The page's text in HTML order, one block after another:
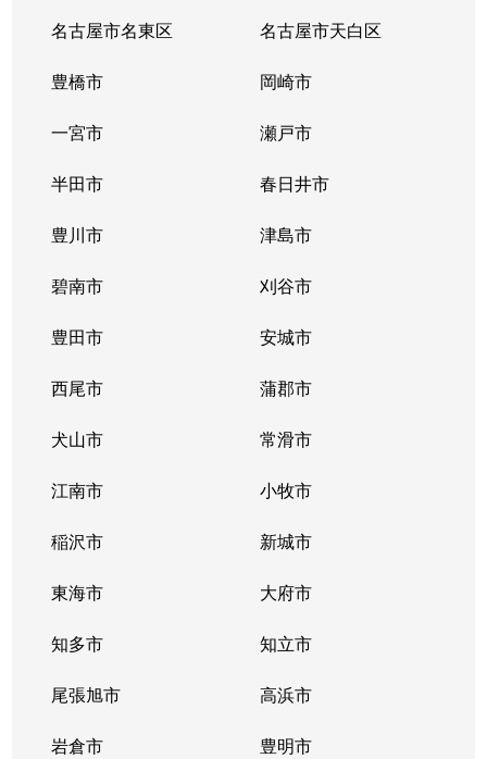
名古屋市名東区 名古屋市天白区
豊橋市 岡崎市
一宮市 瀬戸市
半田市 春日井市
豊川市 津島市
碧南市 刈谷市
豊田市 安城市
西尾市 蒲郡市
犬山市 常滑市
江南市 小牧市
稲沢市 新城市
東海市 大府市
知多市 知立市
尾張旭市 高浜市
岩倉市 豊明市